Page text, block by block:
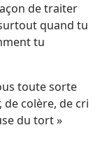
de traiter
quand tu
tu
toute sorte
de colère, de cri
du tort »